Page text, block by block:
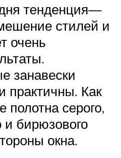
тенденция—
стилей и
очень
занавески
практичны. Как
полотна серого,
и бирюзового
окна.